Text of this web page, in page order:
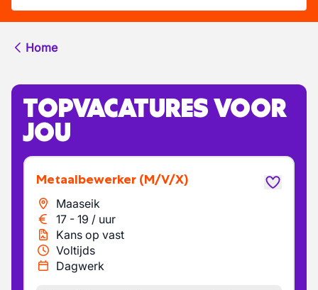
Home
TOPVACATURES VOOR
JOU
Metaalbewerker (M/V/X)
Maaseik
17 - 19 / uur
Kans op vast
Voltijds
Dagwerk